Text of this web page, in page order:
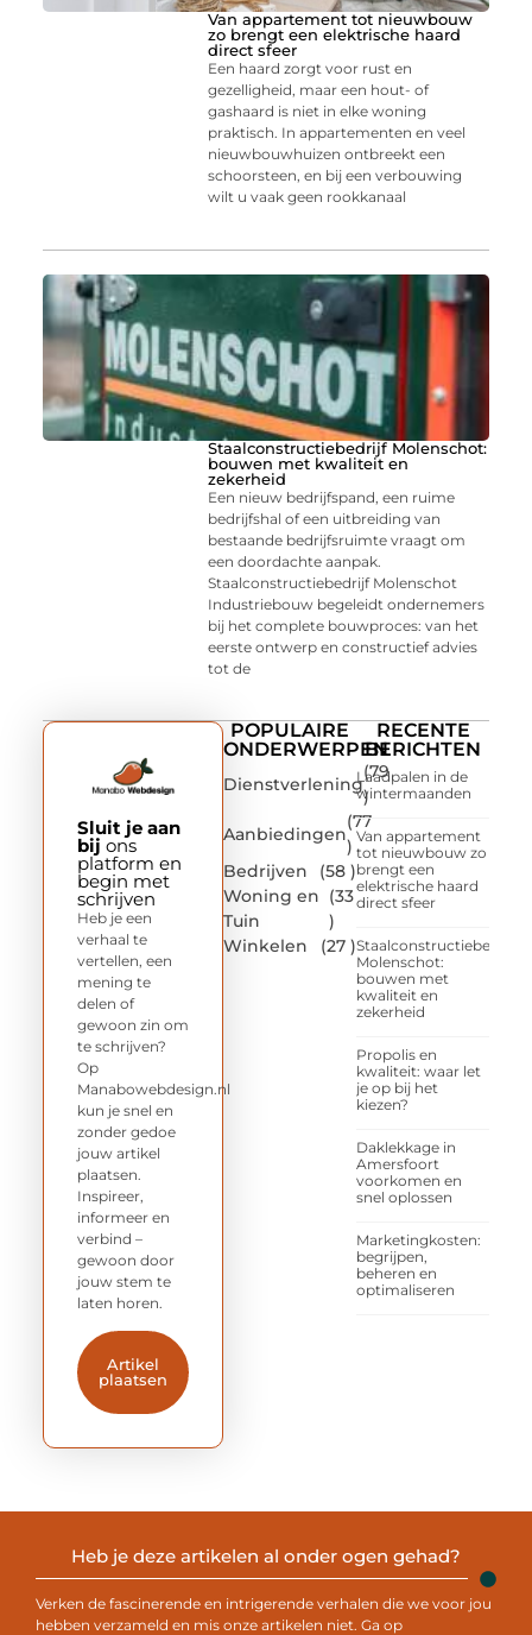
Van appartement tot nieuwbouw
zo brengt een elektrische haard
direct sfeer
Een haard zorgt voor rust en
gezelligheid, maar een hout- of
gashaard is niet in elke woning
praktisch. In appartementen en veel
nieuwbouwhuizen ontbreekt een
schoorsteen, en bij een verbouwing
wilt u vaak geen rookkanaal
Staalconstructiebedrijf Molenschot:
bouwen met kwaliteit en
zekerheid
Een nieuw bedrijfspand, een ruime
bedrijfshal of een uitbreiding van
bestaande bedrijfsruimte vraagt om
een doordachte aanpak.
Staalconstructiebedrijf Molenschot
Industriebouw begeleidt ondernemers
bij het complete bouwproces: van het
eerste ontwerp en constructief advies
tot de
POPULAIRE
ONDERWERPEN
Dienstverlening
(79
)
Aanbiedingen
(77
)
Bedrijven
(58 )
Woning en
Tuin
(33
)
Winkelen
(27 )
RECENTE
BERICHTEN
Laadpalen in de
wintermaanden
Van appartement
tot nieuwbouw zo
brengt een
elektrische haard
direct sfeer
Staalconstructiebedrijf
Molenschot:
bouwen met
kwaliteit en
zekerheid
Propolis en
kwaliteit: waar let
je op bij het
kiezen?
Daklekkage in
Amersfoort
voorkomen en
snel oplossen
Marketingkosten:
begrijpen,
beheren en
optimaliseren
Sluit je aan
bij ons
platform en
begin met
schrijven
Heb je een
verhaal te
vertellen, een
mening te
delen of
gewoon zin om
te schrijven?
Op
Manabowebdesign.nl
kun je snel en
zonder gedoe
jouw artikel
plaatsen.
Inspireer,
informeer en
verbind –
gewoon door
jouw stem te
laten horen.
Artikel
plaatsen
Heb je deze artikelen al onder ogen gehad?
Verken de fascinerende en intrigerende verhalen die we voor jou
hebben verzameld en mis onze artikelen niet. Ga op